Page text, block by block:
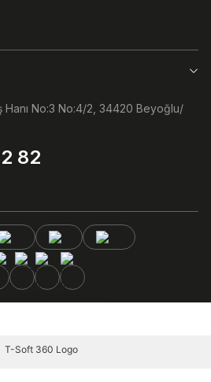
Hanı No:3 No:4/2, 34420 Beyoğlu/
82
FacebookInstagramLinkedinWhatsaap